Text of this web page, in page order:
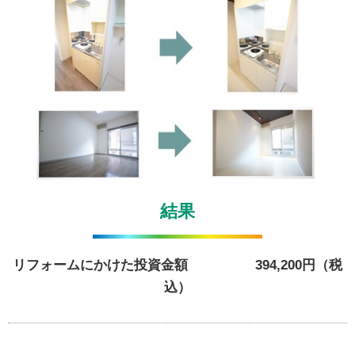
結果
リフォームにかけた投資金額 394,200円（税
込）